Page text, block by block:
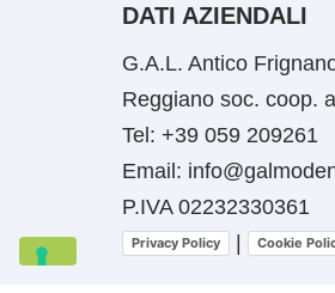
DATI AZIENDALI
G.A.L. Antico
Reggiano soc. coop.
Tel: +39 059 209261
Email:
P.IVA 02232330361
Privacy Policy | Cookie